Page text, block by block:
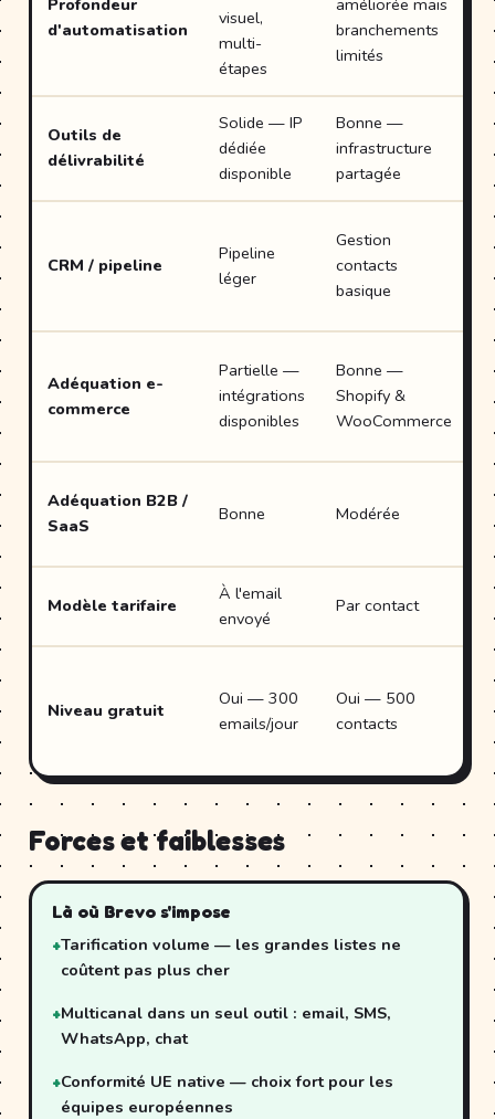
Profondeur
d'automatisation
visuel,
multi-
étapes
améliorée mais
branchements
limités
Outils de
délivrabilité
Solide — IP
dédiée
disponible
Bonne —
infrastructure
partagée
CRM / pipeline
Pipeline
léger
Gestion
contacts
basique
Adéquation e-
commerce
Partielle —
intégrations
disponibles
Bonne —
Shopify &
WooCommerce
Adéquation B2B /
SaaS
Bonne Modérée
Modèle tarifaire
À l'email
envoyé
Par contact
Niveau gratuit
Oui — 300
emails/jour
Oui — 500
contacts
Forces et faiblesses
Là où Brevo s'impose
Tarification volume — les grandes listes ne
coûtent pas plus cher
Multicanal dans un seul outil : email, SMS,
WhatsApp, chat
Conformité UE native — choix fort pour les
équipes européennes